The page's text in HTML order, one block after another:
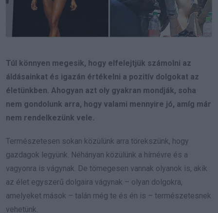
Túl könnyen megesik, hogy elfelejtjük számolni az
áldásainkat és igazán értékelni a pozitív dolgokat az
életünkben. Ahogyan azt oly gyakran mondják, soha
nem gondolunk arra, hogy valami mennyire jó, amíg már
nem rendelkezünk vele.
Természetesen sokan közülünk arra törekszünk, hogy
gazdagok legyünk. Néhányan közülünk a hírnévre és a
vagyonra is vágynak. De tömegesen vannak olyanok is, akik
az élet egyszerű dolgaira vágynak – olyan dolgokra,
amelyeket mások – talán még te és én is – természetesnek
vehetünk.